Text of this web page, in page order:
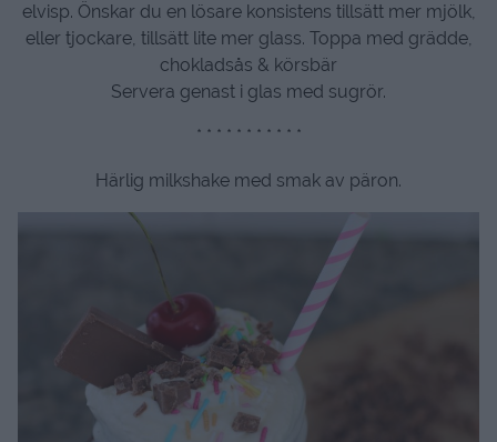
elvisp. Önskar du en lösare konsistens tillsätt mer mjölk,
eller tjockare, tillsätt lite mer glass. Toppa med grädde,
chokladsås & körsbär
Servera genast i glas med sugrör.
* * * * * * * * * * *
Härlig milkshake med smak av päron.